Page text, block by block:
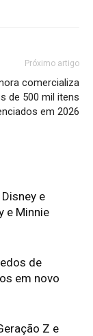
Próximo artigo
comercializa
de 500 mil itens
em 2026
e
e Minnie
de
em novo
Z e